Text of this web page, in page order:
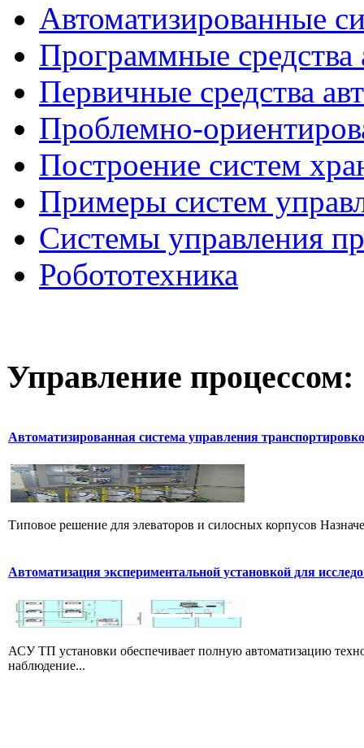
Автоматизированные
Программные средства
Первичные средства
Проблемно-
Построение систем
Примеры систем
Системы управления
Робототехника
Управление процессом:
Автоматизированная система управления
Типовое решение для элеваторов и силосных корпусов
Автоматизация экспериментальной установкой для
АСУ ТП установки обеспечивает полную автоматизацию
наблюдение...